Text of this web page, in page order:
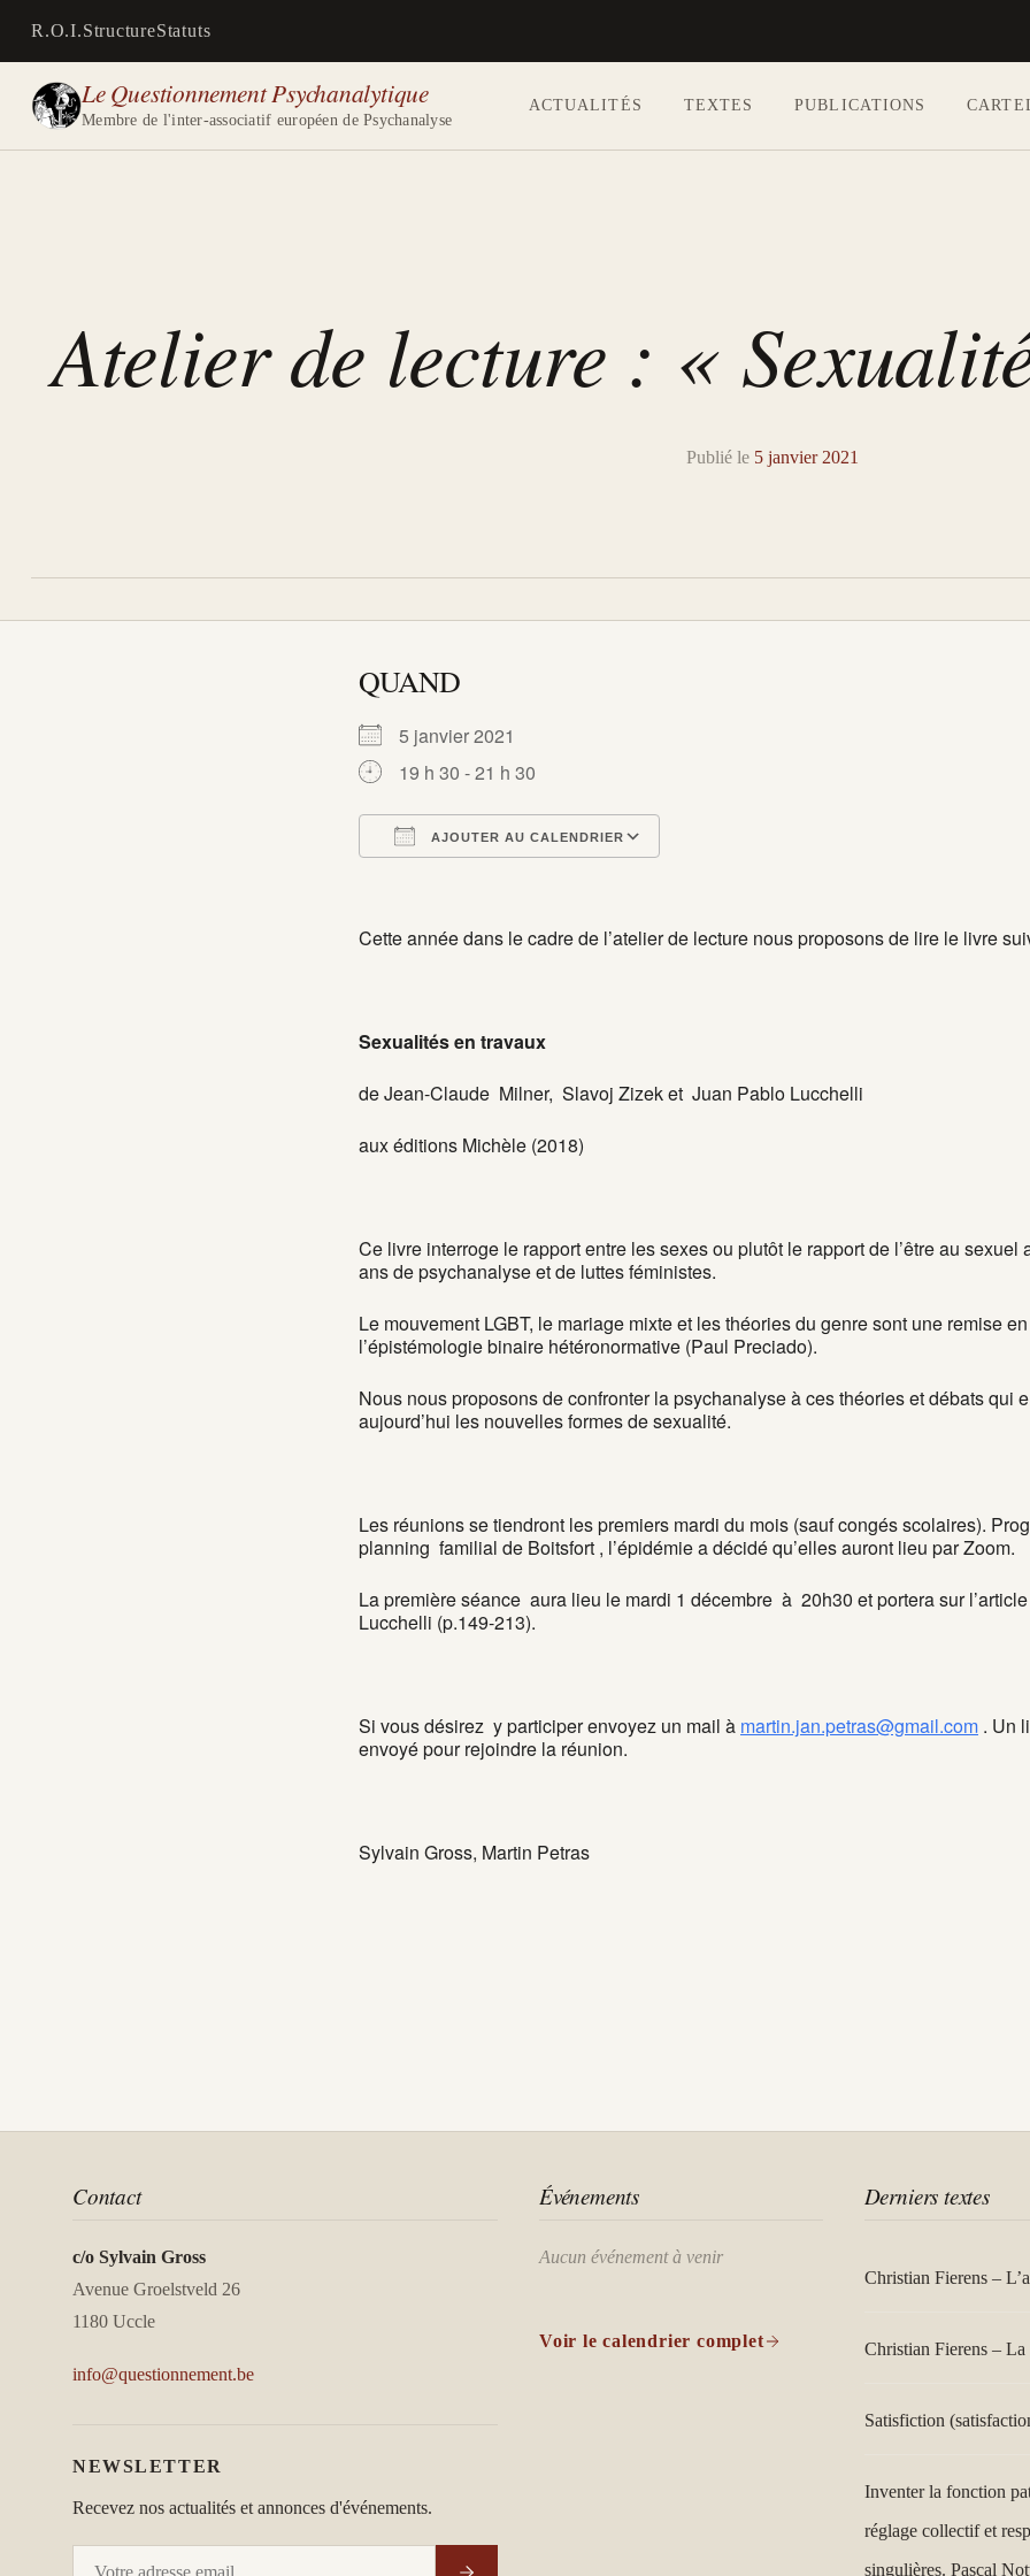
R.O.I.StructureStatuts
Le Questionnement Psychanalytique
Membre de l'inter-associatif européen de Psychanalyse
ACTUALITÉS TEXTES PUBLICATIONS
Atelier de lecture : «
Publié le 5 janvier 2021
QUAND
5 janvier 2021
19 h 30 - 21 h 30
AJOUTER AU CALENDRIER
Cette année dans le cadre de l’atelier de lecture nous proposons de lire le livre
Sexualités en travaux
de Jean-Claude Milner, Slavoj Zizek et Juan Pablo Lucchelli
aux éditions Michèle (2018)
Ce livre interroge le rapport entre les sexes ou plutôt le rapport de l’être au sexuel
ans de psychanalyse et de luttes féministes.
Le mouvement LGBT, le mariage mixte et les théories du genre sont une remise
l’épistémologie binaire hétéronormative (Paul Preciado).
Nous nous proposons de confronter la psychanalyse à ces théories et débats qui
aujourd’hui les nouvelles formes de sexualité.
Les réunions se tiendront les premiers mardi du mois (sauf congés scolaires).
planning familial de Boitsfort , l’épidémie a décidé qu’elles auront lieu par Zoom.
La première séance aura lieu le mardi 1 décembre à 20h30 et portera sur
Lucchelli (p.149-213).
Si vous désirez y participer envoyez un mail à martin.jan.petras@gmail.com . Un
envoyé pour rejoindre la réunion.
Sylvain Gross, Martin Petras
Contact
c/o Sylvain Gross
Avenue Groelstveld 26
1180 Uccle
info@questionnement.be
NEWSLETTER
Recevez nos actualités et annonces d'événements.
Événements
Aucun événement à venir
Voir le calendrier complet
Derniers textes
Christian Fierens –
Christian Fierens – La
Satisfiction
Inventer la fonction
réglage collectif et
singulières. Pascal